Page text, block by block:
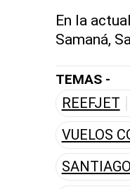
En la
Samaná,
TEMAS -
REEFJET
VUELOS
SANTIAGO